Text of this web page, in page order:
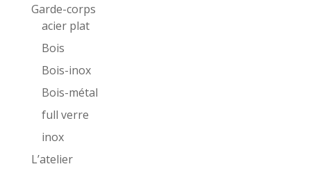
Garde-corps
acier plat
Bois
Bois-inox
Bois-métal
full verre
inox
L’atelier